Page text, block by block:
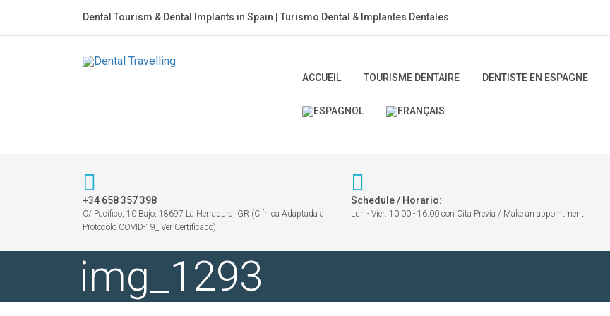
Dental Tourism & Dental Implants in Spain | Turismo Dental & Implantes Dentales
ACCUEIL TOURISME DENTAIRE DENTISTE EN ESPAGNE
+34 658 357 398
C/ Pacifico, 10 Bajo, 18697 La Herradura, GR (Clínica Adaptada al
Protocolo COVID-19_ Ver Certificado)
Schedule / Horario:
Lun - Vier: 10.00 - 16.00 con Cita Previa / Make an appointment
img_1293